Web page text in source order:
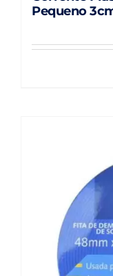
Pequeno